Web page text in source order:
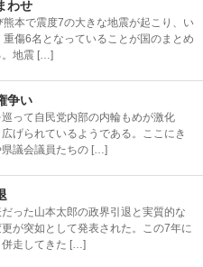
わせ
本で震度7の大きな地震が起こり、い
重傷6名となっていることが国のまとめ
。地震 […]
争い
って自民党内部の内輪もめが激化
げられているようである。ここにき
議会議員たちの […]
った山本太郎の政界引退と実質的な
が突如として発表された。この7年に
併走してきた […]